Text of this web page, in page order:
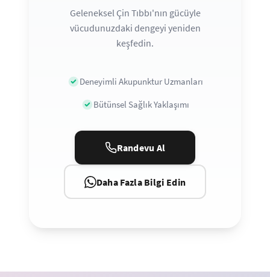
Geleneksel Çin Tıbbı'nın gücüyle
vücudunuzdaki dengeyi yeniden
keşfedin.
Deneyimli Akupunktur Uzmanları
Bütünsel Sağlık Yaklaşımı
Randevu Al
Daha Fazla Bilgi Edin